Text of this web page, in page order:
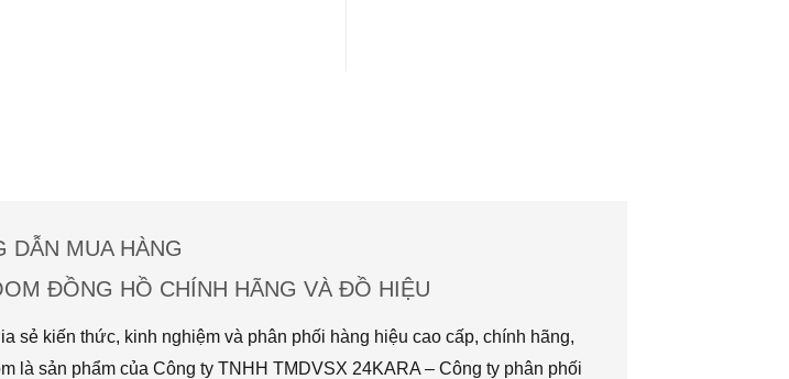
DẪN MUA HÀNG
ĐỒNG HỒ CHÍNH HÃNG VÀ ĐỒ HIỆU
sẻ kiến thức, kinh nghiệm và phân phối hàng hiệu cao cấp, chính hãng,
sản phẩm của Công ty TNHH TMDVSX 24KARA – Công ty phân phối